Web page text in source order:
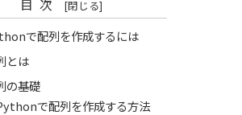
目次
で配列を作成するには
とは
の基礎
で配列を作成する方法